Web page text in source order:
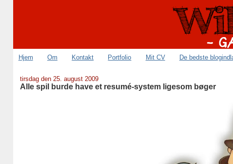
Hjem Om Kontakt Portfolio Mit CV De bedste
tirsdag den 25. august 2009
Alle spil burde have et resumé-system ligesom bøger